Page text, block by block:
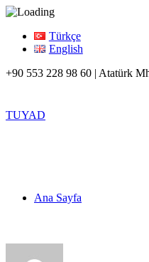
Türkçe
English
+90 553 228 98 60 | Atatürk
TUYAD
Ana Sayfa